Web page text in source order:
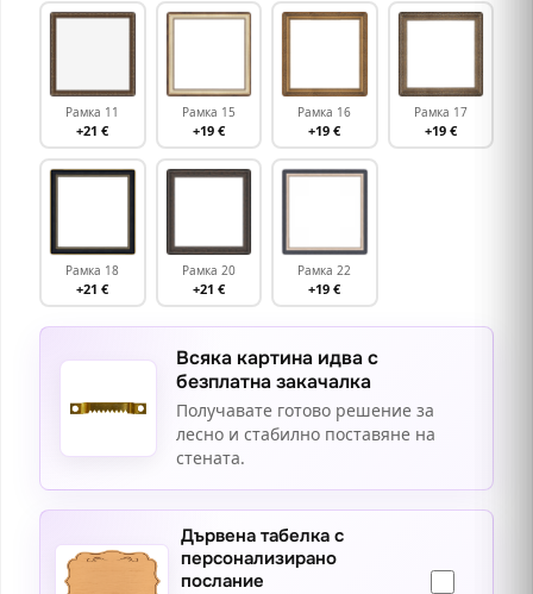
Рамка 11
+21 €
Рамка 15
+19 €
Рамка 16
+19 €
Рамка 17
+19 €
Рамка 18
+21 €
Рамка 20
+21 €
Рамка 22
+19 €
Всяка картина идва с
безплатна закачалка
Получавате готово решение за
лесно и стабилно поставяне на
стената.
Дървена табелка с
персонализирано
послание